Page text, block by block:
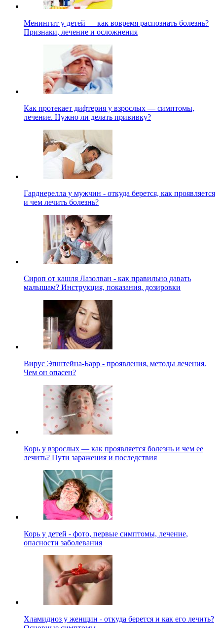
Менингит у детей — как вовремя распознать болезнь?
Признаки, лечение и осложнения
Как протекает дифтерия у взрослых — симптомы,
лечение. Нужно ли делать прививку?
Гарднерелла у мужчин - откуда берется, как проявляется
и чем лечить болезнь?
Сироп от кашля Лазолван - как правильно давать
малышам? Инструкция, показания, дозировки
Вирус Эпштейна-Барр - проявления, методы лечения.
Чем он опасен?
Корь у взрослых — как проявляется болезнь и чем ее
лечить? Пути заражения и последствия
Корь у детей - фото, первые симптомы, лечение,
опасности заболевания
Хламидиоз у женщин - откуда берется и как его лечить?